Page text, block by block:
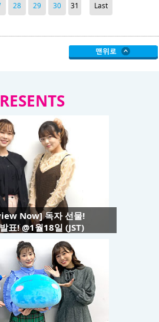
28 29 30 31 Last
Now] 독자 선물!
표! @1월18일 (JST)